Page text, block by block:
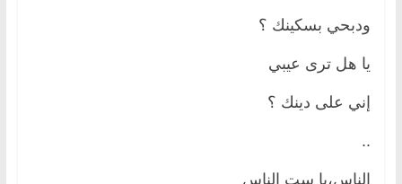
ودبحي بسكينك ؟
يا هل ترى عيبي
إني على دينك ؟
..
الناس،يا ست الناس